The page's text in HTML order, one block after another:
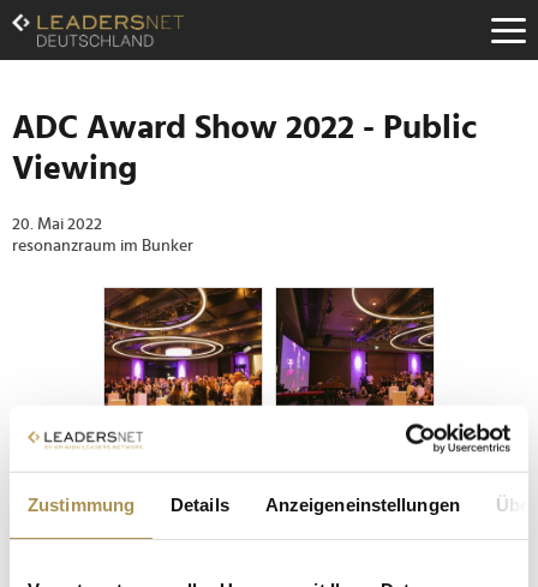
Zustimmung Details Anzeigeneinstellungen
Zum
Inhalt
Zur
Navigation
Zur
Hauptnavigation
ADC Award Show 2022 - Public
Viewing
20. Mai 2022
resonanzraum im Bunker
ZURÜCK Seite 8 / 8